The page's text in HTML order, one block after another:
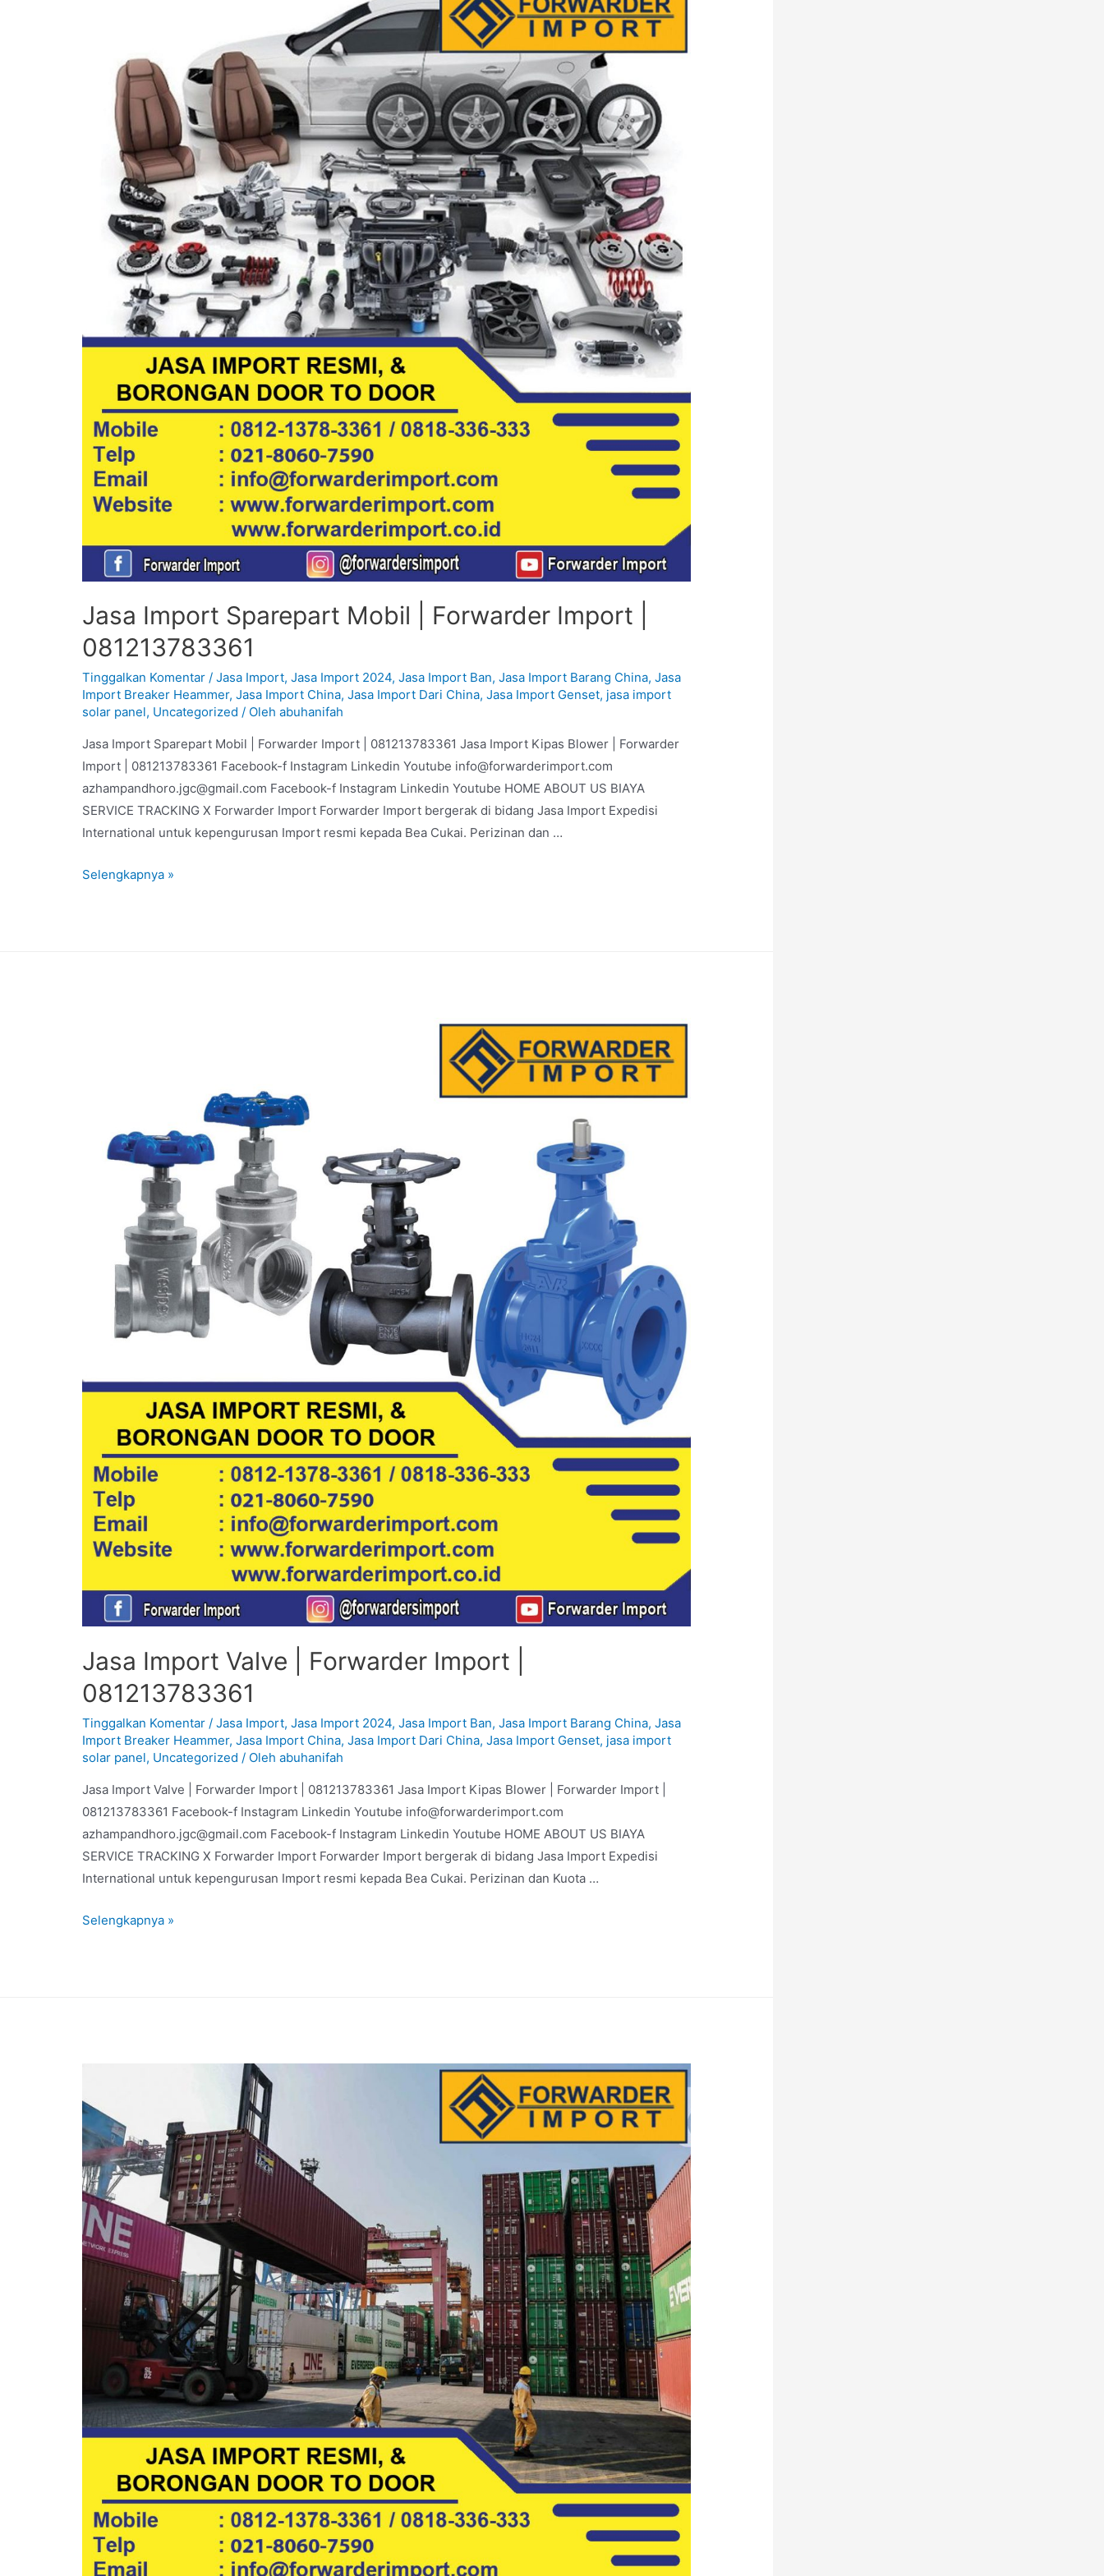
Jasa Import Sparepart Mobil | Forwarder Import |
081213783361
Tinggalkan Komentar /Jasa Import,Jasa Import 2024,Jasa Import Ban,Jasa Import Barang China,Jasa
Import Breaker Heammer,Jasa Import China,Jasa Import Dari China,Jasa Import Genset, jasa import
solar panel, Uncategorized / Olehabuhanifah
Jasa Import Sparepart Mobil | Forwarder Import | 081213783361 Jasa Import Kipas Blower | Forwarder
Import | 081213783361 Facebook-f Instagram Linkedin Youtube info@forwarderimport.com
azhampandhoro.jgc@gmail.com Facebook-f Instagram Linkedin Youtube HOME ABOUT US BIAYA
SERVICE TRACKING X Forwarder Import Forwarder Import bergerak di bidang Jasa Import Expedisi
International untuk kepengurusan Import resmi kepada Bea Cukai. Perizinan dan …
Selengkapnya »
Jasa Import Valve | Forwarder Import |
081213783361
Tinggalkan Komentar /Jasa Import,Jasa Import 2024,Jasa Import Ban,Jasa Import Barang China,Jasa
Import Breaker Heammer,Jasa Import China,Jasa Import Dari China,Jasa Import Genset, jasa import
solar panel, Uncategorized / Olehabuhanifah
Jasa Import Valve | Forwarder Import | 081213783361 Jasa Import Kipas Blower | Forwarder Import |
081213783361 Facebook-f Instagram Linkedin Youtube info@forwarderimport.com
azhampandhoro.jgc@gmail.com Facebook-f Instagram Linkedin Youtube HOME ABOUT US BIAYA
SERVICE TRACKING X Forwarder Import Forwarder Import bergerak di bidang Jasa Import Expedisi
International untuk kepengurusan Import resmi kepada Bea Cukai. Perizinan dan Kuota …
Selengkapnya »